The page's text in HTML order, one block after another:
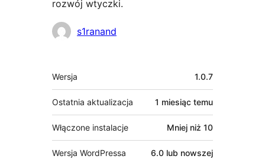
rozwój wtyczki.
Zaangażowani
s1ranand
Meta
Wersja 1.0.7
Ostatnia aktualizacja 1 miesiąc temu
Włączone instalacje Mniej niż 10
Wersja WordPressa 6.0 lub nowszej